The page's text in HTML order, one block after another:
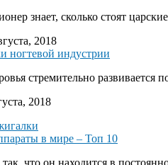
знает, сколько стоят
2018
ногтевой индустрии
стремительно развивается
2018
в мире – Топ 10